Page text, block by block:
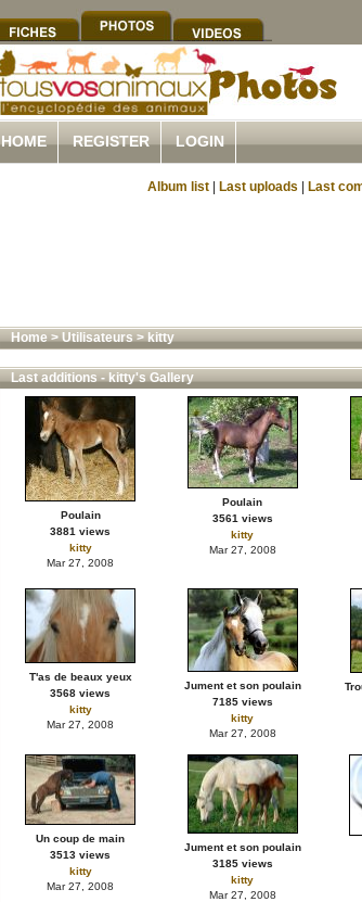
HOME REGISTER LOGIN
Album list Last uploads Last
Home>Utilisateurs>kitty
Last additions - kitty's Gallery
Poulain
3881 views
kitty
Mar 27, 2008
Poulain
3561 views
kitty
Mar 27, 2008
T'as de beaux yeux
3568 views
kitty
Mar 27, 2008
Jument et son poulain
7185 views
kitty
Mar 27, 2008
Un coup de main
3513 views
kitty
Mar 27, 2008
Jument et son poulain
3185 views
kitty
Mar 27, 2008